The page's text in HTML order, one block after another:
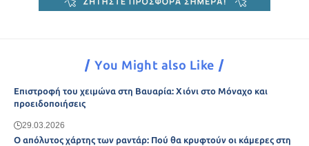
You Might also Like
Επιστροφή του χειμώνα στη Βαυαρία: Χιόνι στο Μόναχο και
προειδοποιήσεις
29.03.2026
Ο απόλυτος χάρτης των ραντάρ: Πού θα κρυφτούν οι κάμερες στη